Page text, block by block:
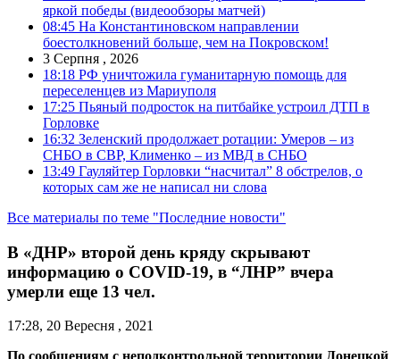
яркой победы (видеообзоры матчей)
08:45 На Константиновском направлении
боестолкновений больше, чем на Покровском!
3 Серпня , 2026
18:18 РФ уничтожила гуманитарную помощь для
переселенцев из Мариуполя
17:25 Пьяный подросток на питбайке устроил ДТП в
Горловке
16:32 Зеленский продолжает ротации: Умеров – из
СНБО в СВР, Клименко – из МВД в СНБО
13:49 Гауляйтер Горловки “насчитал” 8 обстрелов, о
которых сам же не написал ни слова
Все материалы по теме "Последние новости"
В «ДНР» второй день кряду скрывают
информацию о COVID-19, в “ЛНР” вчера
умерли еще 13 чел.
17:28, 20 Вересня , 2021